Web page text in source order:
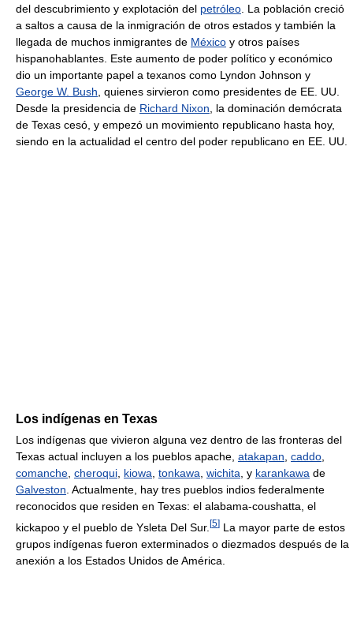
del descubrimiento y explotación del petróleo. La población creció
a saltos a causa de la inmigración de otros estados y también la
llegada de muchos inmigrantes de México y otros países
hispanohablantes. Este aumento de poder político y económico
dio un importante papel a texanos como Lyndon Johnson y
George W. Bush, quienes sirvieron como presidentes de EE. UU.
Desde la presidencia de Richard Nixon, la dominación demócrata
de Texas cesó, y empezó un movimiento republicano hasta hoy,
siendo en la actualidad el centro del poder republicano en EE. UU.
Los indígenas en Texas
Los indígenas que vivieron alguna vez dentro de las fronteras del
Texas actual incluyen a los pueblos apache, atakapan, caddo,
comanche, cheroqui, kiowa, tonkawa, wichita, y karankawa de
Galveston. Actualmente, hay tres pueblos indios federalmente
reconocidos que residen en Texas: el alabama-coushatta, el
kickapoo y el pueblo de Ysleta Del Sur. [5] La mayor parte de estos
grupos indígenas fueron exterminados o diezmados después de la
anexión a los Estados Unidos de América.